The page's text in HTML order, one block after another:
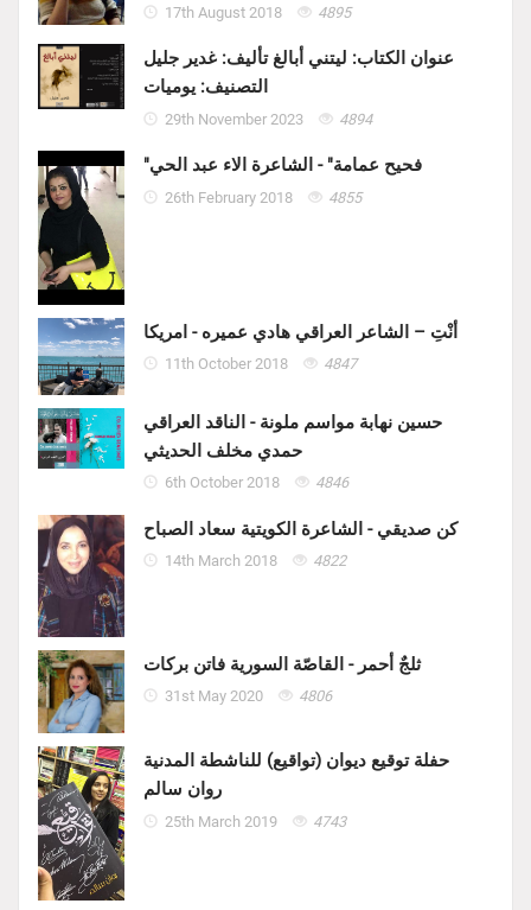
17th August 2018 4895
عنوان الكتاب: ليتني أبالغ تأليف: غدير جليل
التصنيف: يوميات
29th November 2023 4894
"فحيح عمامة" - الشاعرة الاء عبد الحي
26th February 2018 4855
أنْتِ – الشاعر العراقي هادي عميره - امريكا
11th October 2018 4847
حسين نهابة مواسم ملونة - الناقد العراقي
حمدي مخلف الحديثي
6th October 2018 4846
كن صديقي - الشاعرة الكويتية سعاد الصباح
14th March 2018 4822
ثلجٌ أحمر - القاصّة السورية فاتن بركات
31st May 2020 4806
حفلة توقيع ديوان (تواقيع) للناشطة المدنية
روان سالم
25th March 2019 4743